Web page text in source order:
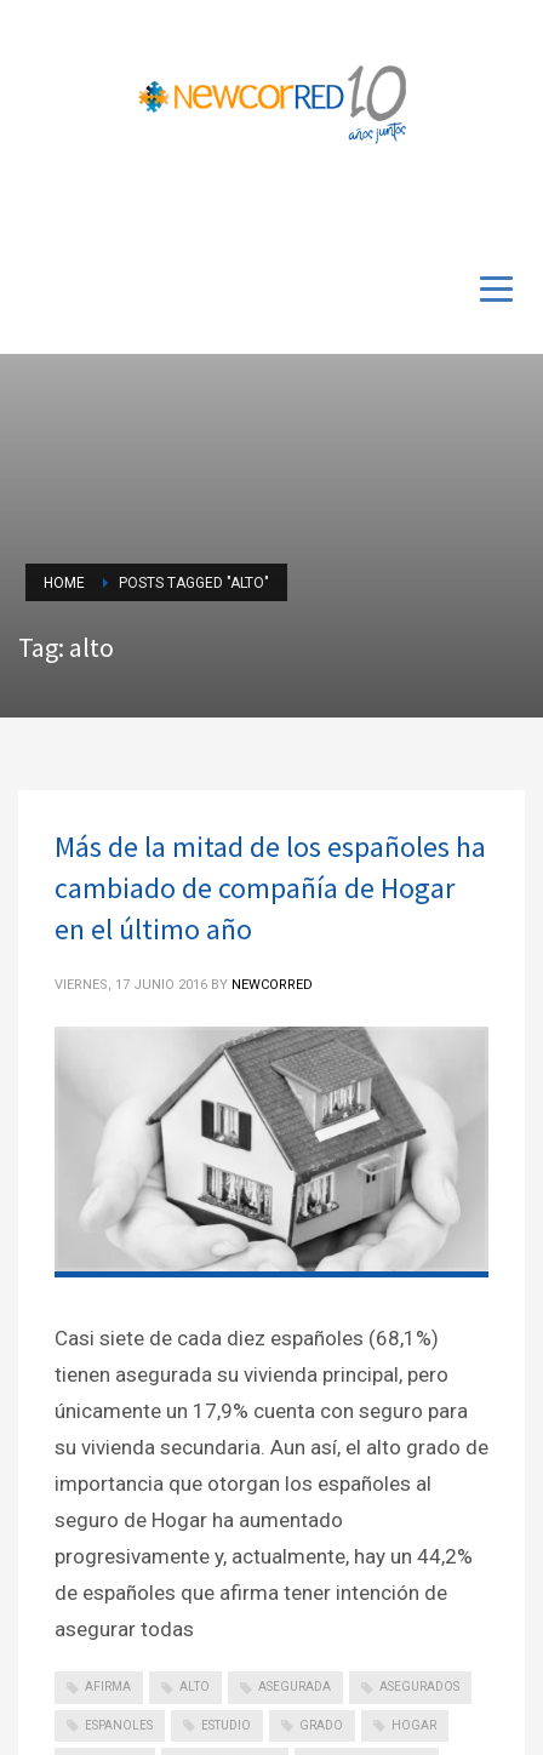
HOME POSTS TAGGED "ALTO"
Tag: alto
Más de la mitad de los españoles ha
cambiado de compañía de Hogar
en el último año
VIERNES, 17 JUNIO 2016 BY NEWCORRED
Casi siete de cada diez españoles (68,1%)
tienen asegurada su vivienda principal, pero
únicamente un 17,9% cuenta con seguro para
su vivienda secundaria. Aun así, el alto grado de
importancia que otorgan los españoles al
seguro de Hogar ha aumentado
progresivamente y, actualmente, hay un 44,2%
de españoles que afirma tener intención de
asegurar todas
AFIRMA ALTO ASEGURADA ASEGURADOS
ESPANOLES ESTUDIO GRADO HOGAR